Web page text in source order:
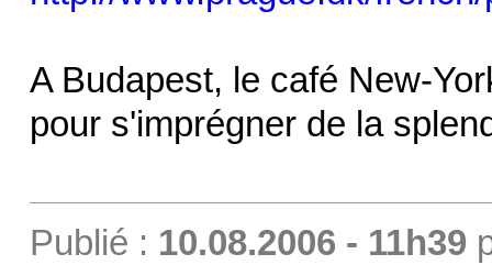
A Budapest, le café New-
pour s'imprégner de la
Publié : 10.08.2006 - 11h39